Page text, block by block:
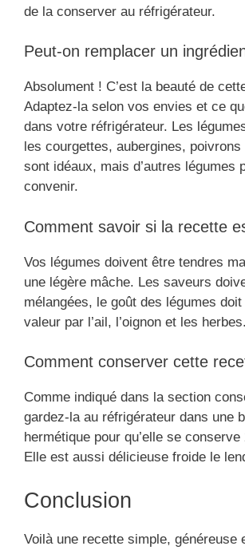
de la conserver au réfrigérateur.
Peut-on remplacer un
Absolument ! C’est la beauté de
Adaptez-la selon vos envies et ce
dans votre réfrigérateur. Les
les courgettes, aubergines,
sont idéaux, mais d’autres légumes
convenir.
Comment savoir si la recette
Vos légumes doivent être tendres
une légère mâche. Les saveurs
mélangées, le goût des légumes
valeur par l’ail, l’oignon et les herbes.
Comment conserver cette
Comme indiqué dans la section
gardez-la au réfrigérateur dans une
hermétique pour qu’elle se
Elle est aussi délicieuse froide le
Conclusion
Voilà une recette simple, généreuse